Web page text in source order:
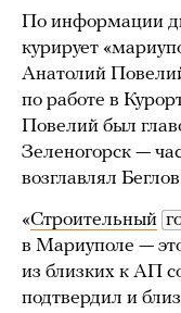
По информации
курирует
Анатолий
по работе в
Повелий был
Зеленогорск —
возглавлял
«Строительный
в Мариуполе —
из близких к АП
подтвердил и